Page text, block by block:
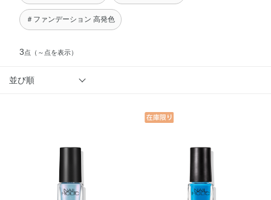
＃ファンデーション 高発色
3点 （～点を表示）
並び順